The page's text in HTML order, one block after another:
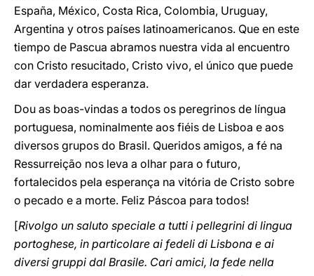
España, México, Costa Rica, Colombia, Uruguay,
Argentina y otros países latinoamericanos. Que en este
tiempo de Pascua abramos nuestra vida al encuentro
con Cristo resucitado, Cristo vivo, el único que puede
dar verdadera esperanza.
Dou as boas-vindas a todos os peregrinos de língua
portuguesa, nominalmente aos fiéis de Lisboa e aos
diversos grupos do Brasil. Queridos amigos, a fé na
Ressurreição nos leva a olhar para o futuro,
fortalecidos pela esperança na vitória de Cristo sobre
o pecado e a morte. Feliz Páscoa para todos!
[Rivolgo un saluto speciale a tutti i pellegrini di lingua
portoghese, in particolare ai fedeli di Lisbona e ai
diversi gruppi dal Brasile. Cari amici, la fede nella